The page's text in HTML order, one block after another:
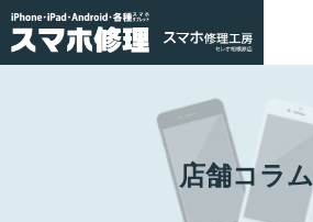
店舗コラム